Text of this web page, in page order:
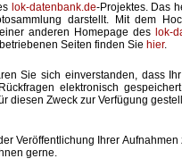
lok-datenbank.de-Projektes. Das
darstellt. Mit dem
anderen Homepage des lok-
Seiten finden Sie hier.
Sie sich einverstanden, dass
elektronisch
diesen Zweck zur Verfügung
Veröffentlichung Ihrer
gerne.